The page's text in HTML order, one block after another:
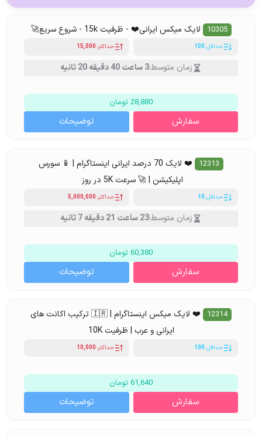
10305 لایک میکس ایرانی❤️ - ظرفیت 15k - شروع سریع🚀
حداقل:100 حداکثر:15,000
زمان متوسط:3 ساعت 40 دقیقه 20 ثانیه
28,880 تومان
سفارش توضیحات
12313
❤️ لایک 70 درصد ایرانی اینستاگرام | 📱 سورس
اپلیکیشن | 🚀 سرعت 5K در روز
حداقل:10 حداکثر:5,000,000
زمان متوسط:23 ساعت 21 دقیقه 7 ثانیه
60,380 تومان
سفارش توضیحات
12314
❤️ لایک میکس اینستاگرام | 🇮🇷 ترکیب اکانت های
ایرانی و عرب | ظرفیت 10K
حداقل:100 حداکثر:10,000
61,640 تومان
سفارش توضیحات